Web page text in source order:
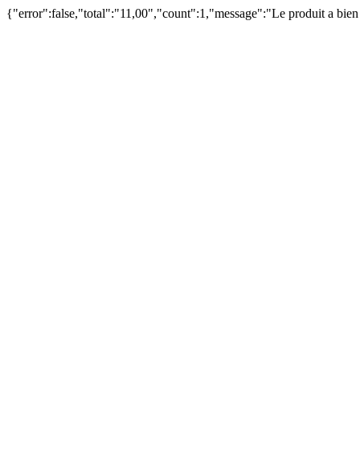
{"error":false,"total":"11,00","count":1,"message":"Le produit a